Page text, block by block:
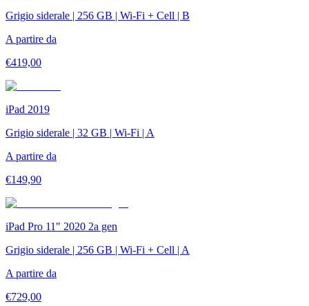
Grigio siderale | 256 GB | Wi-Fi + Cell | B
A partire da
€419,00
iPad 2019
Grigio siderale | 32 GB | Wi-Fi | A
A partire da
€149,90
iPad Pro 11" 2020 2a gen
Grigio siderale | 256 GB | Wi-Fi + Cell | A
A partire da
€729,00